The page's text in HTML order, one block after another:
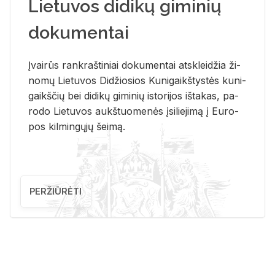
Lietuvos didikų giminių
dokumentai
Įvai­rūs rank­raš­ti­niai do­ku­men­tai at­sklei­džia ži­
no­mų Lie­tu­vos Di­džio­sios Ku­ni­gaikš­tys­tės ku­ni­
gaikš­čių bei di­di­kų gi­mi­nių is­to­ri­jos iš­ta­kas, pa­
ro­do Lie­tu­vos aukš­tuo­me­nės įsi­lie­ji­mą į Eu­ro­
pos kil­min­gų­jų šei­mą.
PERŽIŪRĖTI